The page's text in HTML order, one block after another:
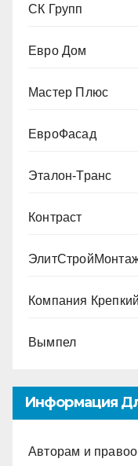
СК Групп
Евро Дом
Мастер Плюс
ЕвроФасад
Эталон-Транс
Контраст
Компания
Вымпел
Информация
Авторам и